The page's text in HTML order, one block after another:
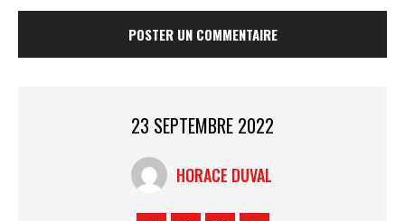
23 SEPTEMBRE 2022
HORACE DUVAL